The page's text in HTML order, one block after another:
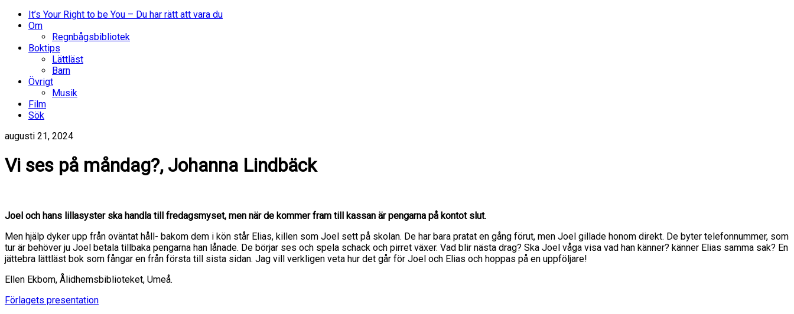
It’s Your Right to be You – Du har rätt att vara du
Om
Regnbågsbibliotek
Boktips
Lättläst
Barn
Övrigt
Musik
Film
Sök
augusti 21, 2024
Vi ses på måndag?, Johanna Lindbäck
Joel och hans lillasyster ska handla till fredagsmyset, men när de kommer fram till kassan är pengarna på kontot slut.
Men hjälp dyker upp från oväntat håll- bakom dem i kön står Elias, killen som Joel sett på skolan. De har bara pratat en gång förut, men Joel gillade honom direkt. De byter telefonnummer, som
tur är behöver ju Joel betala tillbaka pengarna han lånade. De börjar ses och spela schack och pirret växer. Vad blir nästa drag? Ska Joel våga visa vad han känner? känner Elias samma sak? En
jättebra lättläst bok som fångar en från första till sista sidan. Jag vill verkligen veta hur det går för Joel och Elias och hoppas på en uppföljare!
Ellen Ekbom, Ålidhemsbiblioteket, Umeå.
Förlagets presentation